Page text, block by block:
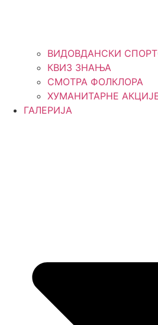
ВИДОВДАНСКИ
КВИЗ ЗНАЊА
СМОТРА ФОЛКЛОРА
ХУМАНИТАРНЕ
ГАЛЕРИЈА